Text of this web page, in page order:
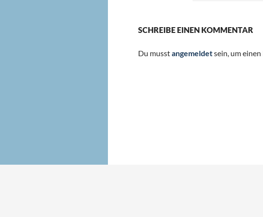
SCHREIBE EINEN KOMMENTAR
Du musstangemeldetsein, um